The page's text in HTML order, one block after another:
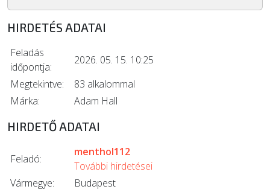
HIRDETÉS ADATAI
Feladás
időpontja:
2026. 05. 15. 10:25
Megtekintve:
83 alkalommal
Márka:
Adam Hall
HIRDETŐ ADATAI
Feladó:
menthol112
További hirdetései
Vármegye:
Budapest